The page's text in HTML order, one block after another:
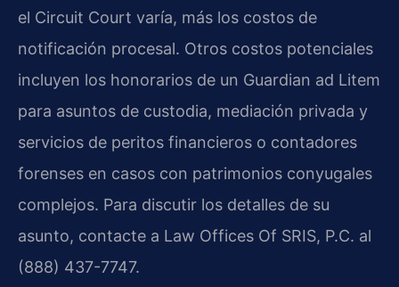
el Circuit Court varía, más los costos de
notificación procesal. Otros costos potenciales
incluyen los honorarios de un Guardian ad Litem
para asuntos de custodia, mediación privada y
servicios de peritos financieros o contadores
forenses en casos con patrimonios conyugales
complejos. Para discutir los detalles de su
asunto, contacte a Law Offices Of SRIS, P.C. al
(888) 437-7747.